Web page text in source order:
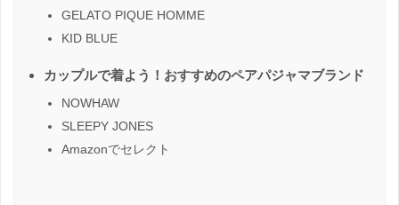
GELATO PIQUE HOMME
KID BLUE
カップルで着よう！おすすめのペアパジャマブランド
NOWHAW
SLEEPY JONES
Amazonでセレクト